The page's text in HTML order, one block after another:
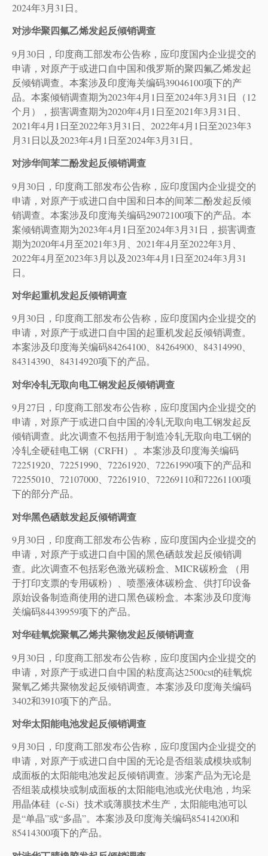
2024年3月31日。
对涉华聚四氟乙烯发起反倾销调查
9月30日，印度商工部发布公告称，应印度国内企业提交的
申请，对原产于或进口自中国和俄罗斯的聚四氟乙烯发起
反倾销调查。本案涉及印度海关编码39046100项下的产
品。本案倾销调查期为2023年4月1日至2024年3月31日（12
个月），损害调查期为2020年4月1日至2021年3月31日、
2021年4月1日至2022年3月31日、2022年4月1日至2023年3
月31日以及2023年4月1日至2024年3月31日。
对涉华间苯二酚发起反倾销调查
9月30日，印度商工部发布公告称，应印度国内企业提交的
申请，对原产于或进口自中国和日本的间苯二酚发起反倾
销调查。本案涉及印度海关编码29072100项下的产品。本
案倾销调查期为2023年4月1日至2024年3月31日，损害调查
期为2020年4月至2021年3月、2021年4月至2022年3月、
2022年4月至2023年3月以及2023年4月1日至2024年3月31
日。
对华起重机发起反倾销调查
9月30日，印度商工部发布公告称，应印度国内企业提交的
申请，对原产于或进口自中国的起重机发起反倾销调查。
本案涉及印度海关编码84264100、84264900、84314990、
84314390、84314920项下的产品。
对华冷轧无取向电工钢发起反倾销调查
9月27日，印度商工部发布公告称，应印度国内企业提交的
申请，对原产于或进口自中国的冷轧无取向电工钢发起反
倾销调查。此次调查不包括用于制造冷轧无取向电工钢的
冷轧全硬硅电工钢（CRFH）。本案涉及印度海关编码
72251920、72251990、72261920、72261990项下的产品和
72255010、72107000、72261910、72269110和72261100项
下的部分产品。
对华黑色硒鼓发起反倾销调查
9月30日，印度商工部发布公告称，应印度国内企业提交的
申请，对原产于或进口自中国的黑色硒鼓发起反倾销调
查。此次调查不包括彩色激光碳粉盒、MICR碳粉盒 （用
于打印支票的专用碳粉）、喷墨液体碳粉盒、供打印设备
原始设备制造商使用的进口黑色碳粉盒。本案涉及印度海
关编码84439959项下的产品。
对华硅氧烷聚氧乙烯共聚物发起反倾销调查
9月30日，印度商工部发布公告称，应印度国内企业提交的
申请，对原产于或进口自中国的粘度高达2500cst的硅氧烷
聚氧乙烯共聚物发起反倾销调查。本案涉及印度海关编码
3402和3910项下的产品。
对华太阳能电池发起反倾销调查
9月30日，印度商工部发布公告称，应印度国内企业提交的
申请，对原产于或进口自中国的无论是否组装成模块或制
成面板的太阳能电池发起反倾销调查。涉案产品为无论是
否组装成模块或制成面板的太阳能电池或光伏电池，均采
用晶体硅（c-Si）技术或薄膜技术生产，太阳能电池可以
是“单晶”或“多晶”。本案涉及印度海关编码85414200和
85414300项下的产品。